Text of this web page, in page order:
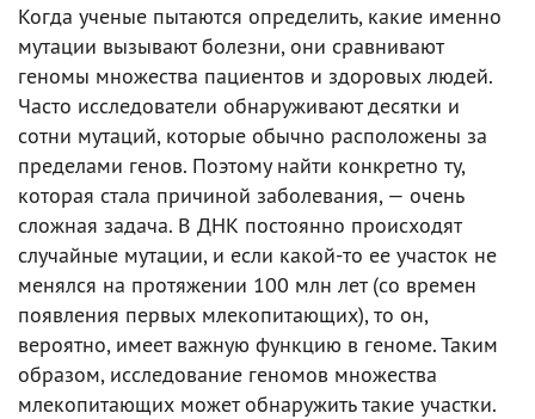
Когда ученые пытаются определить, какие именно
мутации вызывают болезни, они сравнивают
геномы множества пациентов и здоровых людей.
Часто исследователи обнаруживают десятки и
сотни мутаций, которые обычно расположены за
пределами генов. Поэтому найти конкретно ту,
которая стала причиной заболевания, — очень
сложная задача. В ДНК постоянно происходят
случайные мутации, и если какой-то ее участок не
менялся на протяжении 100 млн лет (со времен
появления первых млекопитающих), то он,
вероятно, имеет важную функцию в геноме. Таким
образом, исследование геномов множества
млекопитающих может обнаружить такие участки.